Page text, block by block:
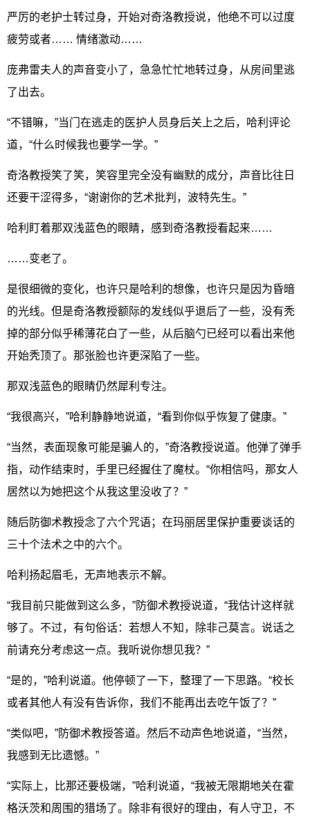
严厉的老护士转过身，开始对奇洛教授说，他绝不可以过度
疲劳或者…… 情绪激动……
庞弗雷夫人的声音变小了，急急忙忙地转过身，从房间里逃
了出去。
“不错嘛，”当门在逃走的医护人员身后关上之后，哈利评论
道，“什么时候我也要学一学。”
奇洛教授笑了笑，笑容里完全没有幽默的成分，声音比往日
还要干涩得多，“谢谢你的艺术批判，波特先生。”
哈利盯着那双浅蓝色的眼睛，感到奇洛教授看起来……
……变老了。
是很细微的变化，也许只是哈利的想像，也许只是因为昏暗
的光线。但是奇洛教授额际的发线似乎退后了一些，没有秃
掉的部分似乎稀薄花白了一些，从后脑勺已经可以看出来他
开始秃顶了。那张脸也许更深陷了一些。
那双浅蓝色的眼睛仍然犀利专注。
“我很高兴，”哈利静静地说道，“看到你似乎恢复了健康。”
“当然，表面现象可能是骗人的，”奇洛教授说道。他弹了弹手
指，动作结束时，手里已经握住了魔杖。“你相信吗，那女人
居然以为她把这个从我这里没收了？”
随后防御术教授念了六个咒语；在玛丽居里保护重要谈话的
三十个法术之中的六个。
哈利扬起眉毛，无声地表示不解。
“我目前只能做到这么多，”防御术教授说道，“我估计这样就
够了。不过，有句俗话：若想人不知，除非己莫言。说话之
前请充分考虑这一点。我听说你想见我？”
“是的，”哈利说道。他停顿了一下，整理了一下思路。“校长
或者其他人有没有告诉你，我们不能再出去吃午饭了？”
“类似吧，”防御术教授答道。然后不动声色地说道，“当然，
我感到无比遗憾。”
“实际上，比那还要极端，”哈利说道，“我被无限期地关在霍
格沃茨和周围的猎场了。除非有很好的理由，有人守卫，不